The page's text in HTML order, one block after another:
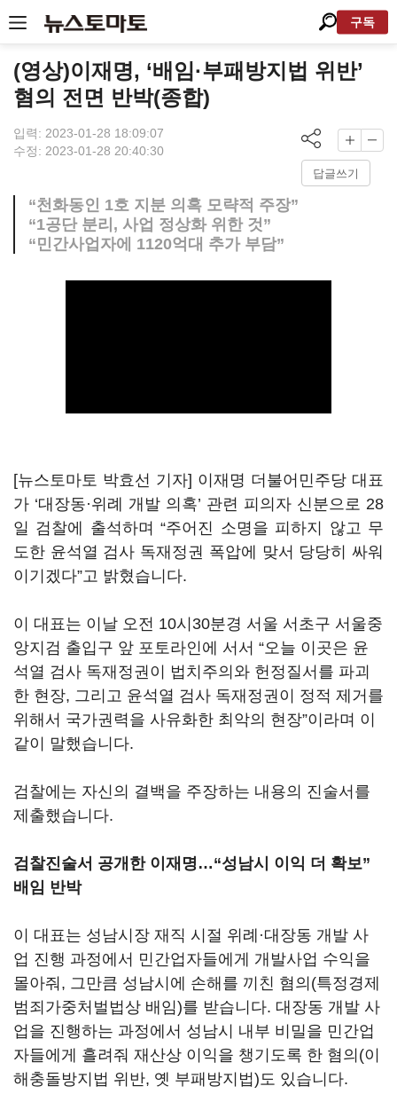
구독
(영상)이재명, ‘배임·부패방지법 위반’
혐의 전면 반박(종합)
입력: 2023-01-28 18:09:07
수정: 2023-01-28 20:40:30
답글쓰기
“천화동인 1호 지분 의혹 모략적 주장”
“1공단 분리, 사업 정상화 위한 것”
“민간사업자에 1120억대 추가 부담”
[뉴스토마토 박효선 기자] 이재명 더불어민주당 대표
가 ‘대장동·위례 개발 의혹’ 관련 피의자 신분으로 28
일 검찰에 출석하며 “주어진 소명을 피하지 않고 무
도한 윤석열 검사 독재정권 폭압에 맞서 당당히 싸워
이기겠다”고 밝혔습니다.
이 대표는 이날 오전 10시30분경 서울 서초구 서울중
앙지검 출입구 앞 포토라인에 서서 “오늘 이곳은 윤
석열 검사 독재정권이 법치주의와 헌정질서를 파괴
한 현장, 그리고 윤석열 검사 독재정권이 정적 제거를
위해서 국가권력을 사유화한 최악의 현장”이라며 이
같이 말했습니다.
검찰에는 자신의 결백을 주장하는 내용의 진술서를
제출했습니다.
검찰진술서 공개한 이재명…“성남시 이익 더 확보”
배임 반박
이 대표는 성남시장 재직 시절 위례·대장동 개발 사
업 진행 과정에서 민간업자들에게 개발사업 수익을
몰아줘, 그만큼 성남시에 손해를 끼친 혐의(특정경제
범죄가중처벌법상 배임)를 받습니다. 대장동 개발 사
업을 진행하는 과정에서 성남시 내부 비밀을 민간업
자들에게 흘려줘 재산상 이익을 챙기도록 한 혐의(이
해충돌방지법 위반, 옛 부패방지법)도 있습니다.